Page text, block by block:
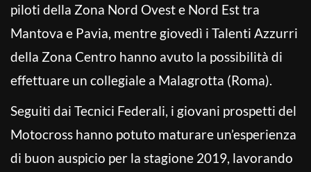
piloti della Zona Nord Ovest e Nord Est tra
Mantova e Pavia, mentre giovedì i Talenti Azzurri
della Zona Centro hanno avuto la possibilità di
effettuare un collegiale a Malagrotta (Roma).
Seguiti dai Tecnici Federali, i giovani prospetti del
Motocross hanno potuto maturare un’esperienza
di buon auspicio per la stagione 2019, lavorando